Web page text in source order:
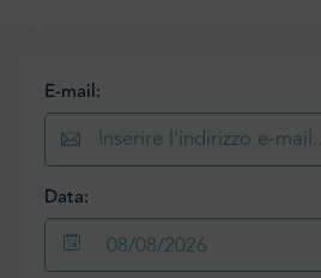
E-mail:
Data:
08/08/2026